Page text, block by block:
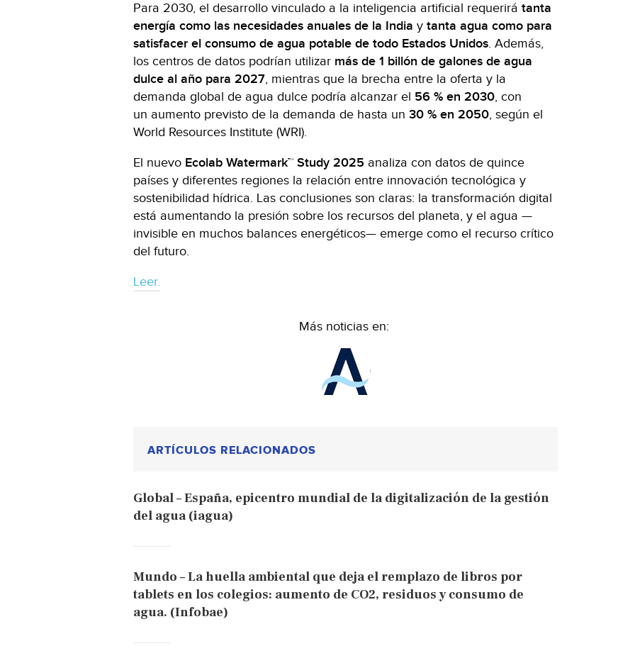
Para 2030, el desarrollo vinculado a la inteligencia artificial requerirá tanta
energía como las necesidades anuales de la India y tanta agua como para
satisfacer el consumo de agua potable de todo Estados Unidos. Además,
los centros de datos podrían utilizar más de 1 billón de galones de agua
dulce al año para 2027, mientras que la brecha entre la oferta y la
demanda global de agua dulce podría alcanzar el 56 % en 2030, con
un aumento previsto de la demanda de hasta un 30 % en 2050, según el
World Resources Institute (WRI).
El nuevo Ecolab Watermark™ Study 2025 analiza con datos de quince
países y diferentes regiones la relación entre innovación tecnológica y
sostenibilidad hídrica. Las conclusiones son claras: la transformación digital
está aumentando la presión sobre los recursos del planeta, y el agua —
invisible en muchos balances energéticos— emerge como el recurso crítico
del futuro.
Leer.
Más noticias en:
ARTÍCULOS RELACIONADOS
Global – España, epicentro mundial de la digitalización de la gestión
del agua (iagua)
Mundo – La huella ambiental que deja el remplazo de libros por
tablets en los colegios: aumento de CO2, residuos y consumo de
agua. (Infobae)